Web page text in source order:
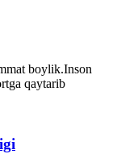
boylik.Inson
qaytarib